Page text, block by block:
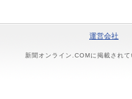
運営会社
新聞オンライン.COMに掲載され